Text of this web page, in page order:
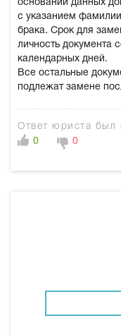
основании данных
с указанием
брака. Срок для
личность документа
календарных дней.
Все остальные
подлежат замене
Ответ юриста был
0
0